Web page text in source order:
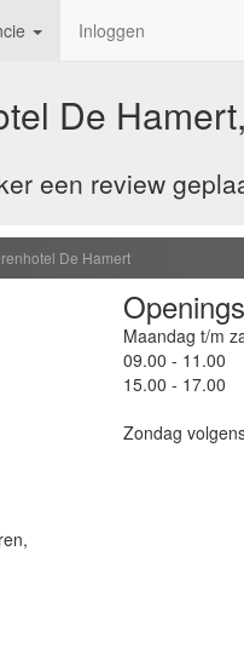
Inloggen
De
een review
De Hamert
Maandag t/m
09.00 - 11.00
15.00 - 17.00
Zondag